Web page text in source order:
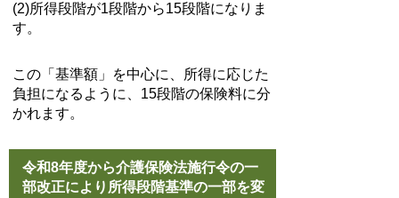
(2)所得段階が1段階から15段階になりま
す。
この「基準額」を中心に、所得に応じた
負担になるように、15段階の保険料に分
かれます。
令和8年度から介護保険法施行令の一
部改正により所得段階基準の一部を変